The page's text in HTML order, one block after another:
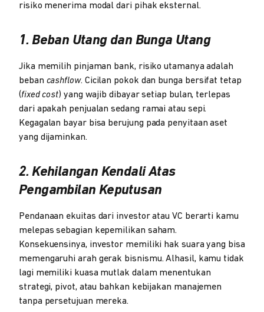
risiko menerima modal dari pihak eksternal.
1. Beban Utang dan Bunga Utang
Jika memilih pinjaman bank, risiko utamanya adalah
beban cashflow. Cicilan pokok dan bunga bersifat tetap
(fixed cost) yang wajib dibayar setiap bulan, terlepas
dari apakah penjualan sedang ramai atau sepi.
Kegagalan bayar bisa berujung pada penyitaan aset
yang dijaminkan.
2. Kehilangan Kendali Atas
Pengambilan Keputusan
Pendanaan ekuitas dari investor atau VC berarti kamu
melepas sebagian kepemilikan saham.
Konsekuensinya, investor memiliki hak suara yang bisa
memengaruhi arah gerak bisnismu. Alhasil, kamu tidak
lagi memiliki kuasa mutlak dalam menentukan
strategi, pivot, atau bahkan kebijakan manajemen
tanpa persetujuan mereka.